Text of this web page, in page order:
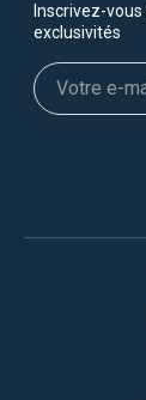
Inscrivez-
exclusivités